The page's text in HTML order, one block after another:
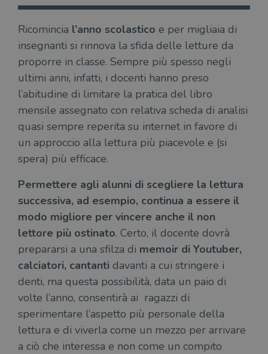
Ricomincia l’anno scolastico e per migliaia di
insegnanti si rinnova la sfida delle letture da
proporre in classe. Sempre più spesso negli
ultimi anni, infatti, i docenti hanno preso
l’abitudine di limitare la pratica del libro
mensile assegnato con relativa scheda di analisi
quasi sempre reperita su internet in favore di
un approccio alla lettura più piacevole e (si
spera) più efficace.
Permettere agli alunni di scegliere la lettura
successiva, ad esempio, continua a essere il
modo migliore per vincere anche il non
lettore più ostinato. Certo, il docente dovrà
prepararsi a una sfilza di memoir di Youtuber,
calciatori, cantanti davanti a cui stringere i
denti, ma questa possibilità, data un paio di
volte l’anno, consentirà ai ragazzi di
sperimentare l’aspetto più personale della
lettura e di viverla come un mezzo per arrivare
a ciò che interessa e non come un compito